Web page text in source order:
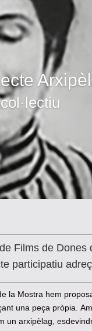
Films de
participatiu
la Mostra hem
una peça pròpia.
un arxipèlag,